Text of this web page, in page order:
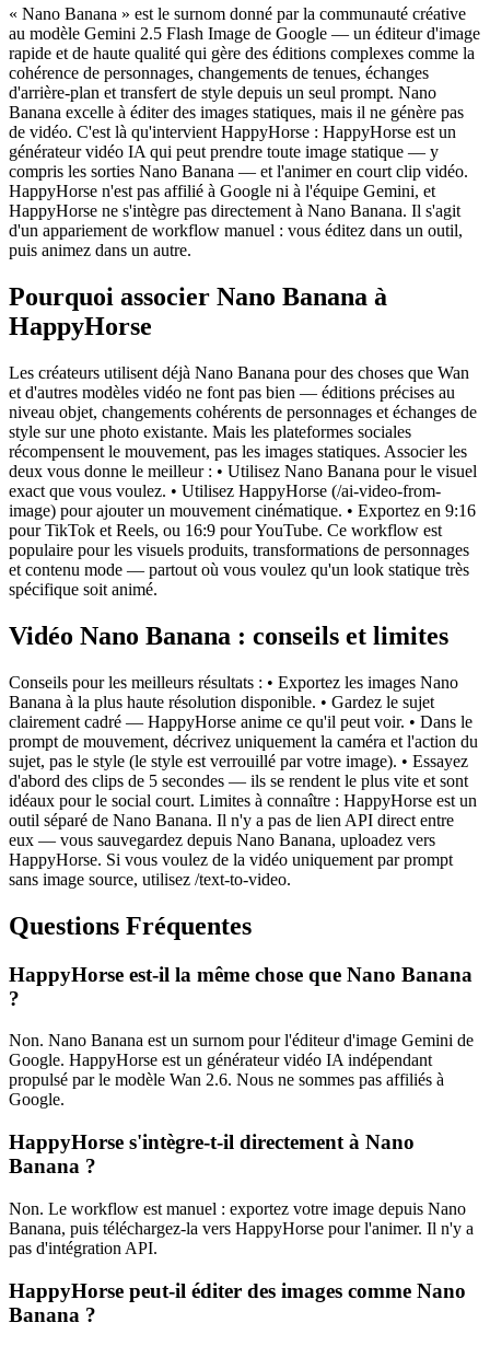
« Nano Banana » est le surnom donné par la communauté créative
au modèle Gemini 2.5 Flash Image de Google — un éditeur d'image
rapide et de haute qualité qui gère des éditions complexes comme la
cohérence de personnages, changements de tenues, échanges
d'arrière-plan et transfert de style depuis un seul prompt. Nano
Banana excelle à éditer des images statiques, mais il ne génère pas
de vidéo. C'est là qu'intervient HappyHorse : HappyHorse est un
générateur vidéo IA qui peut prendre toute image statique — y
compris les sorties Nano Banana — et l'animer en court clip vidéo.
HappyHorse n'est pas affilié à Google ni à l'équipe Gemini, et
HappyHorse ne s'intègre pas directement à Nano Banana. Il s'agit
d'un appariement de workflow manuel : vous éditez dans un outil,
puis animez dans un autre.
Pourquoi associer Nano Banana à
HappyHorse
Les créateurs utilisent déjà Nano Banana pour des choses que Wan
et d'autres modèles vidéo ne font pas bien — éditions précises au
niveau objet, changements cohérents de personnages et échanges de
style sur une photo existante. Mais les plateformes sociales
récompensent le mouvement, pas les images statiques. Associer les
deux vous donne le meilleur : • Utilisez Nano Banana pour le visuel
exact que vous voulez. • Utilisez HappyHorse (/ai-video-from-
image) pour ajouter un mouvement cinématique. • Exportez en 9:16
pour TikTok et Reels, ou 16:9 pour YouTube. Ce workflow est
populaire pour les visuels produits, transformations de personnages
et contenu mode — partout où vous voulez qu'un look statique très
spécifique soit animé.
Vidéo Nano Banana : conseils et limites
Conseils pour les meilleurs résultats : • Exportez les images Nano
Banana à la plus haute résolution disponible. • Gardez le sujet
clairement cadré — HappyHorse anime ce qu'il peut voir. • Dans le
prompt de mouvement, décrivez uniquement la caméra et l'action du
sujet, pas le style (le style est verrouillé par votre image). • Essayez
d'abord des clips de 5 secondes — ils se rendent le plus vite et sont
idéaux pour le social court. Limites à connaître : HappyHorse est un
outil séparé de Nano Banana. Il n'y a pas de lien API direct entre
eux — vous sauvegardez depuis Nano Banana, uploadez vers
HappyHorse. Si vous voulez de la vidéo uniquement par prompt
sans image source, utilisez /text-to-video.
Questions Fréquentes
HappyHorse est-il la même chose que Nano Banana
?
Non. Nano Banana est un surnom pour l'éditeur d'image Gemini de
Google. HappyHorse est un générateur vidéo IA indépendant
propulsé par le modèle Wan 2.6. Nous ne sommes pas affiliés à
Google.
HappyHorse s'intègre-t-il directement à Nano
Banana ?
Non. Le workflow est manuel : exportez votre image depuis Nano
Banana, puis téléchargez-la vers HappyHorse pour l'animer. Il n'y a
pas d'intégration API.
HappyHorse peut-il éditer des images comme Nano
Banana ?